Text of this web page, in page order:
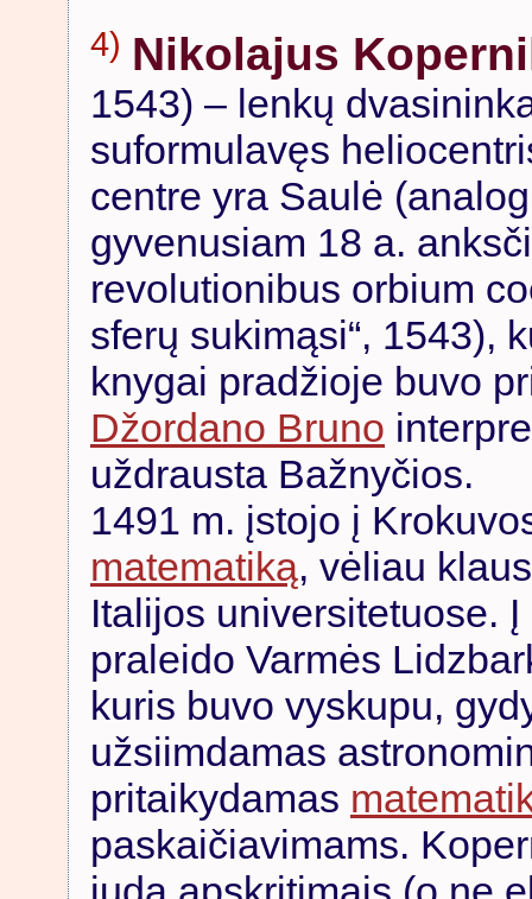
4) Nikolajus
1543) – lenkų
suformulavęs
centre yra Saulė
gyvenusiam 18 a.
revolutionibus orbium
sferų sukimąsi“, 1543),
knygai pradžioje buvo
Džordano Bruno
uždrausta Bažnyčios.
1491 m. įstojo į
matematiką, vėliau
Italijos universitetuose.
praleido Varmės
kuris buvo vyskupu,
užsiimdamas
pritaikydamas
paskaičiavimams.